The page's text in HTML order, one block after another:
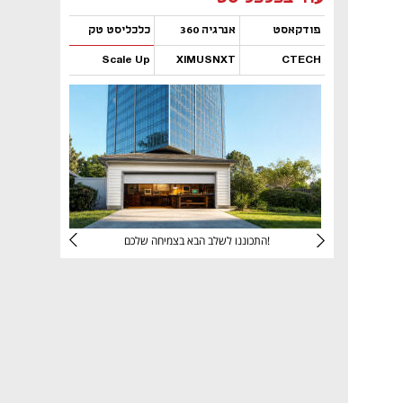
פודקאסט אנרגיה 360 כלכליסט טק
CTECH
XIMUSNXT
Scale Up
נפתח בכרטיסייה חדשה
התכוננו לשלב הבא בצמיחה שלכם!
נפתח בכרטיסייה חדשה